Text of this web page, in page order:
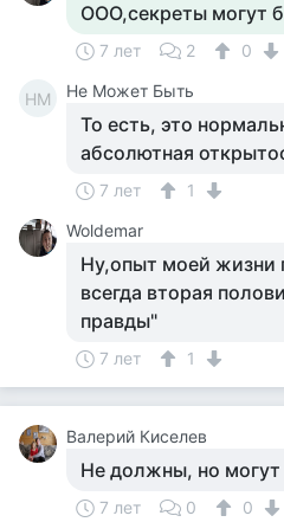
ООО,секреты могут
7 лет 2 0
НМ Не Может Быть
То есть, это
абсолютная
7 лет
1
Woldemar
Ну,опыт моей жизни
всегда вторая
правды"
7 лет 1
Валерий Киселев
Не должны, но
7 лет 0 0